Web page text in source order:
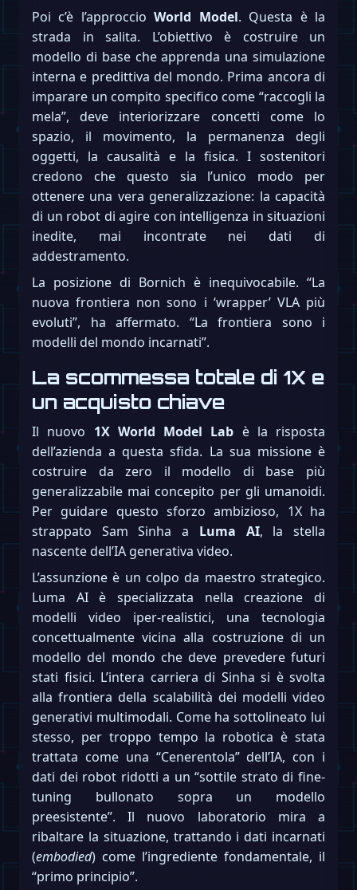
Poi c’è l’approccioWorld Model. Questa è la
strada in salita. L’obiettivo è costruire un
modello di base che apprenda una simulazione
interna e predittiva del mondo. Prima ancora di
imparare un compito specifico come “raccogli la
mela”, deve interiorizzare concetti come lo
spazio, il movimento, la permanenza degli
oggetti, la causalità e la fisica. I sostenitori
credono che questo sia l’unico modo per
ottenere una vera generalizzazione: la capacità
di un robot di agire con intelligenza in situazioni
inedite, mai incontrate nei dati di
addestramento.
La posizione di Bornich è inequivocabile. “La
nuova frontiera non sono i ‘wrapper’ VLA più
evoluti”, ha affermato. “La frontiera sono i
modelli del mondo incarnati”.
La scommessa totale di 1X e
un acquisto chiave
Il nuovo 1X World Model Lab è la risposta
dell’azienda a questa sfida. La sua missione è
costruire da zero il modello di base più
generalizzabile mai concepito per gli umanoidi.
Per guidare questo sforzo ambizioso, 1X ha
strappato Sam Sinha a Luma AI, la stella
nascente dell’IA generativa video.
L’assunzione è un colpo da maestro strategico.
Luma AI è specializzata nella creazione di
modelli video iper-realistici, una tecnologia
concettualmente vicina alla costruzione di un
modello del mondo che deve prevedere futuri
stati fisici. L’intera carriera di Sinha si è svolta
alla frontiera della scalabilità dei modelli video
generativi multimodali. Come ha sottolineato lui
stesso, per troppo tempo la robotica è stata
trattata come una “Cenerentola” dell’IA, con i
dati dei robot ridotti a un “sottile strato di fine-
tuning bullonato sopra un modello
preesistente”. Il nuovo laboratorio mira a
ribaltare la situazione, trattando i dati incarnati
(embodied) come l’ingrediente fondamentale, il
“primo principio”.